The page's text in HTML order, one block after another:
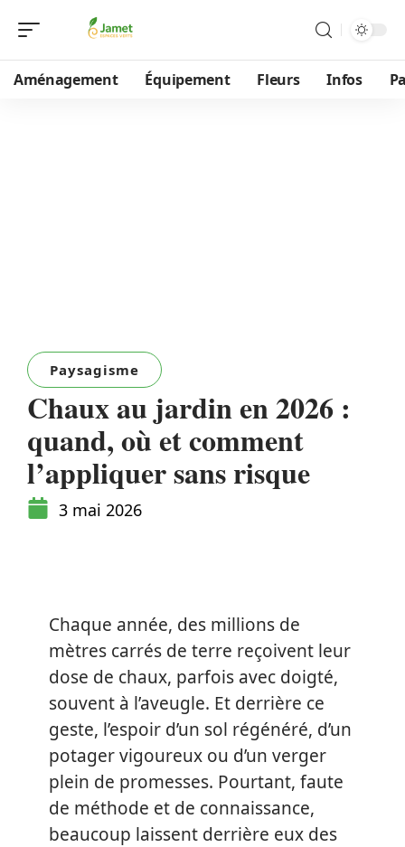
Aménagement Équipement Fleurs Infos
Paysagisme
Chaux au jardin en 2026 :
quand, où et comment
l’appliquer sans risque
3 mai 2026
Chaque année, des millions de
mètres carrés de terre reçoivent leur
dose de chaux, parfois avec doigté,
souvent à l’aveugle. Et derrière ce
geste, l’espoir d’un sol régénéré, d’un
potager vigoureux ou d’un verger
plein de promesses. Pourtant, faute
de méthode et de connaissance,
beaucoup laissent derrière eux des